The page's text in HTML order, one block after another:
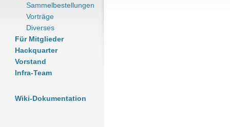
Sammelbestellungen
Vorträge
Diverses
Für Mitglieder
Hackquarter
Vorstand
Infra-Team
Wiki-Dokumentation